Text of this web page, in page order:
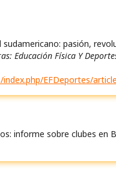
pasión,
Educación Física Y
EFDeportes/
informe sobre clubes en